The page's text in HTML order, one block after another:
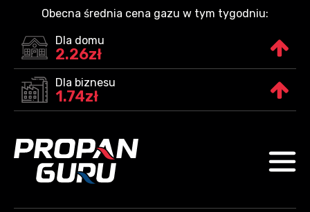
Obecna średnia cena gazu w tym tygodniu:
Dla domu
2.26zł
Dla biznesu
1.74zł